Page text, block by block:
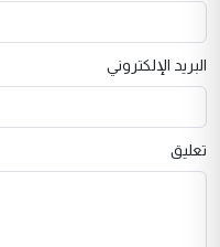
البريد الإلكتروني
تعليق